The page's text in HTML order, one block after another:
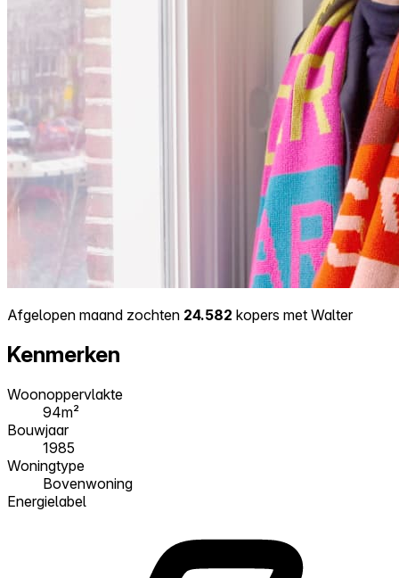
Afgelopen maand zochten 24.582 kopers met Walter
Kenmerken
Woonoppervlakte
94m²
Bouwjaar
1985
Woningtype
Bovenwoning
Energielabel